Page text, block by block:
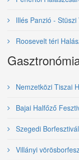
Illés Panzió -
Roosevelt téri
Nemzetközi Tiszai
Bajai Halfőző
Szegedi Borfesztivál
Villányi